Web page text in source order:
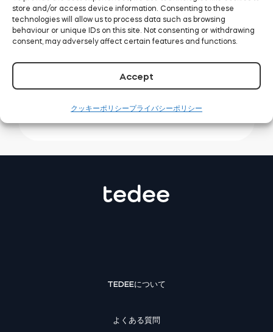
store and/or access device information. Consenting to these
technologies will allow us to process data such as browsing
behaviour or unique IDs on this site. Not consenting or withdrawing
consent, may adversely affect certain features and functions.
Accept
クッキーポリシープライバシーポリシー
BleBoxスマートリレーモジュール
Tedee Keypad PRO
Tedeeデバイスとアプリのペアリング
Tedee PRO: 取付方法
Tedeeスマートブリッジ：設置の仕方
TEDEEについて
よくある質問